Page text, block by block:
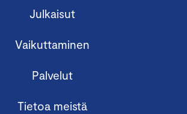
Julkaisut
Vaikuttaminen
Palvelut
Tietoa meistä